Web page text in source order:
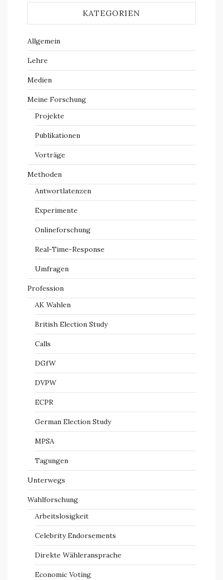
KATEGORIEN
Allgemein
Lehre
Medien
Meine Forschung
Projekte
Publikationen
Vorträge
Methoden
Antwortlatenzen
Experimente
Onlineforschung
Real-Time-Response
Umfragen
Profession
AK Wahlen
British Election Study
Calls
DGfW
DVPW
ECPR
German Election Study
MPSA
Tagungen
Unterwegs
Wahlforschung
Arbeitslosigkeit
Celebrity Endorsements
Direkte Wähleransprache
Economic Voting